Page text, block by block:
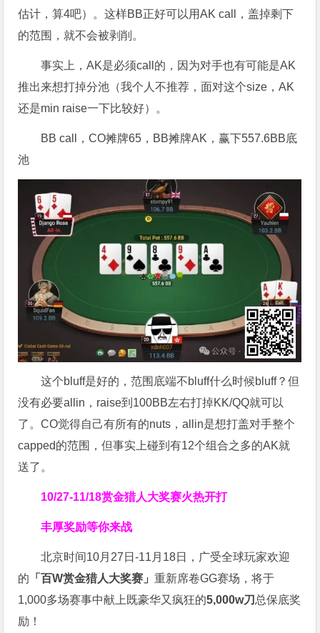
估计，算4吧）。这样BB正好可以用AK call，盖掉剩下
的范围，就不会被剥削。
事实上，AK是必须call的，因为对手也有可能是AK
推出来想打掉分池（我个人不推荐，面对这个size，AK
还是min raise一下比较好）。
BB call，CO摊牌65，BB摊牌AK，赢下557.6BB底
池
这个bluff是好的，范围底端不bluff什么时候bluff？但
没有必要allin，raise到100BB左右打掉KK/QQ就可以
了。CO觉得自己有所有的nuts，allin是想打盖对手整个
capped的范围，但事实上碰到有12个组合之多的AK就
送了。
10/27-11/18赏金猎人大奖赛火热开打
丰厚奖励等你来战
北京时间10月27日-11月18日，广受全球玩家欢迎
的 「百W赏金猎人大奖赛」重新席卷GG赛场，将于
1,000多场赛事中献上既豪华又疯狂的5,000w刀 总保底奖
励！